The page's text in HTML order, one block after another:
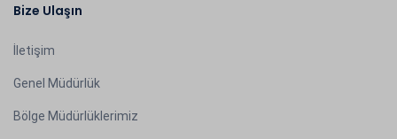
Bize Ulaşın
İletişim
Genel Müdürlük
Bölge Müdürlüklerimiz